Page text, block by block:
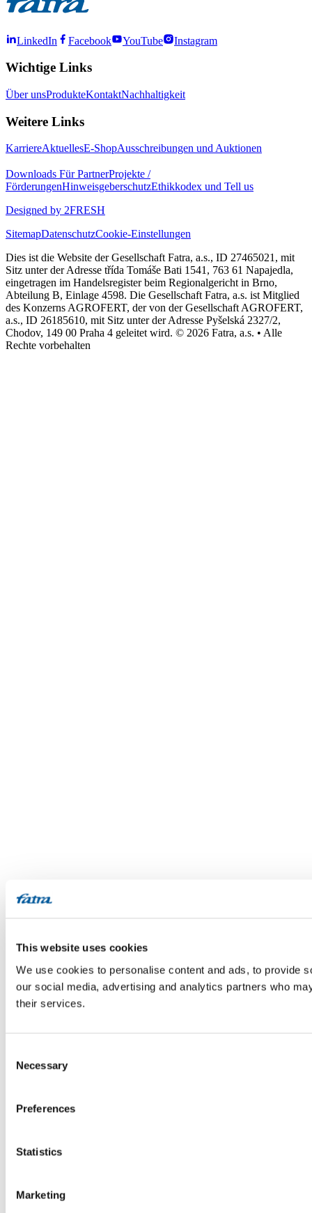
This website uses cookies
We use cookies to personalise content and ads, to provide
our social media, advertising and analytics partners who
their services.
Selection
Necessary
Preferences
Statistics
Marketing
LinkedIn Facebook YouTube Instagram
Wichtige Links
Über unsProdukteKontaktNachhaltigkeit
Weitere Links
KarriereAktuellesE-ShopAusschreibungen und Auktionen
Downloads Für PartnerProjekte /
FörderungenHinweisgeberschutzEthikkodex und Tell us
Designed by 2FRESH
SitemapDatenschutzCookie-Einstellungen
Dies ist die Website der Gesellschaft Fatra, a.s., ID 27465021, mit
Sitz unter der Adresse třída Tomáše Bati 1541, 763 61 Napajedla,
eingetragen im Handelsregister beim Regionalgericht in Brno,
Abteilung B, Einlage 4598. Die Gesellschaft Fatra, a.s. ist Mitglied
des Konzerns AGROFERT, der von der Gesellschaft AGROFERT,
a.s., ID 26185610, mit Sitz unter der Adresse Pyšelská 2327/2,
Chodov, 149 00 Praha 4 geleitet wird. © 2026 Fatra, a.s. • Alle
Rechte vorbehalten